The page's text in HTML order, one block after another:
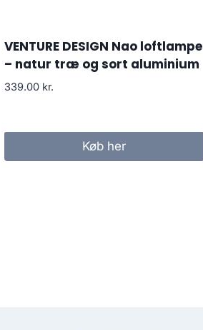
VENTURE DESIGN Nao loftlampe
– natur træ og sort aluminium
339.00 kr.
Køb her